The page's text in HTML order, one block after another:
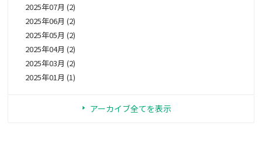
2025年07月 (2)
2025年06月 (2)
2025年05月 (2)
2025年04月 (2)
2025年03月 (2)
2025年01月 (1)
アーカイブ全てを表示